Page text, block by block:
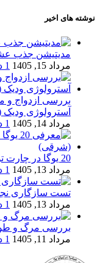
نوشته های اخیر
مدیتیشن جذب
مرداد 15, 1405
1 دیدگاه
بررسی ازدواج
آسترولوژی
مرداد 14, 1405
1 دیدگاه
20 یوگا در چارت تولد بر مبنای آسترولوژی ودیک (شرقی)
مرداد 13, 1405
1 دیدگاه
تست سازگاری
مرداد 13, 1405
1 دیدگاه
بررسی مرگ و
مرداد 11, 1405
1 دیدگاه